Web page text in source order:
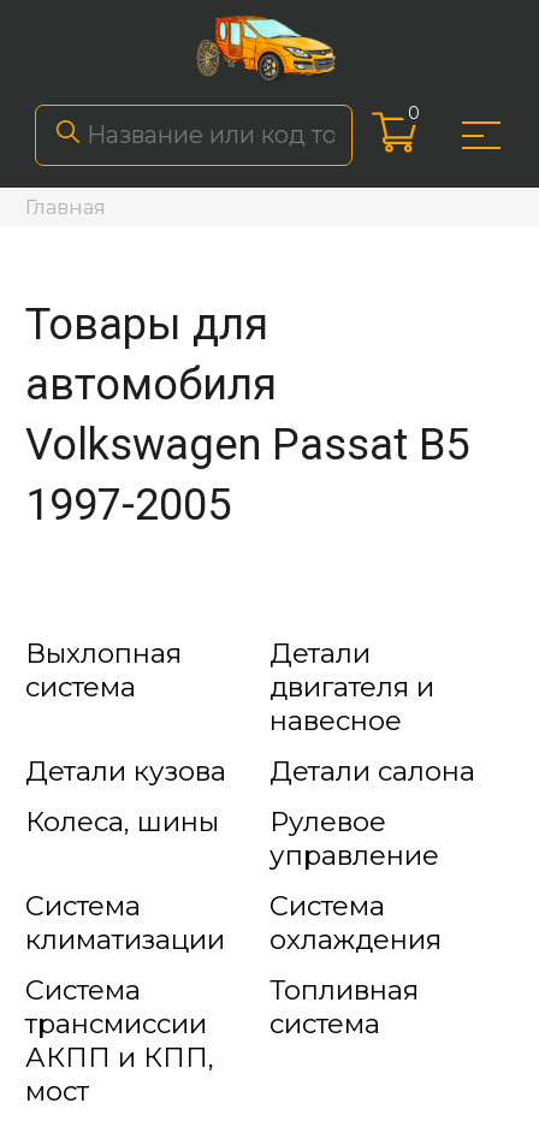
0
Главная
Товары для
автомобиля
Volkswagen Passat B5
1997-2005
Выхлопная
система
Детали
двигателя и
навесное
Детали кузова
Детали салона
Колеса, шины
Рулевое
управление
Система
климатизации
Система
охлаждения
Система
трансмиссии
АКПП и КПП,
мост
Топливная
система